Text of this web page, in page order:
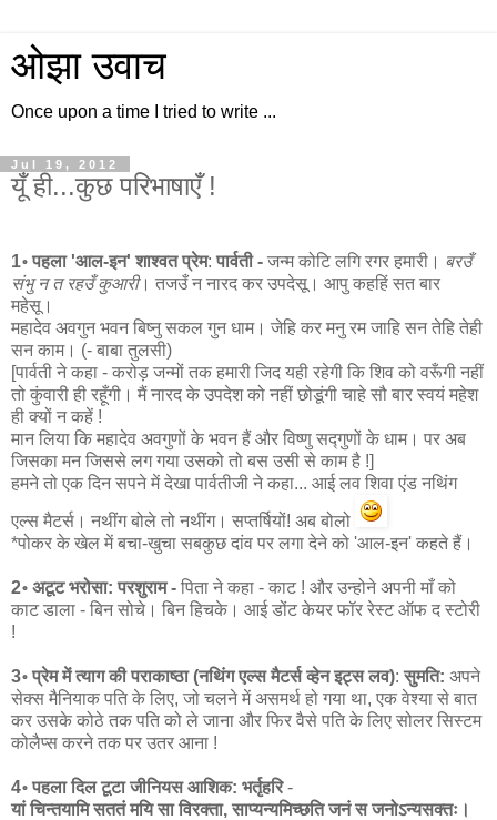
ओझा उवाच
Once upon a time I tried to write ...
Jul 19, 2012
यूँ ही...कुछ परिभाषाएँ !
1॰ पहला 'आल-इन' शाश्वत प्रेम:पार्वती - जन्म कोटि लगि रगर हमारी। बरउँ
संभु न त रहउँ कुआरी। तजउँ न नारद कर उपदेसू। आपु कहहिं सत बार
महेसू।
महादेव अवगुन भवन बिष्नु सकल गुन धाम। जेहि कर मनु रम जाहि सन तेहि तेही
सन काम। (- बाबा तुलसी)
[पार्वती ने कहा - करोड़ जन्मों तक हमारी जिद यही रहेगी कि शिव को वरूँगी नहीं
तो कुंवारी ही रहूँगी। मैं नारद के उपदेश को नहीं छोडूंगी चाहे सौ बार स्वयं महेश
ही क्यों न कहें !
मान लिया कि महादेव अवगुणों के भवन हैं और विष्णु सद्गुणों के धाम। पर अब
जिसका मन जिससे लग गया उसको तो बस उसी से काम है !]
हमने तो एक दिन सपने में देखा पार्वतीजी ने कहा... आई लव शिवा एंड नथिंग
एल्स मैटर्स। नथींग बोले तो नथींग। सप्तर्षियों! अब बोलो
*पोकर के खेल में बचा-खुचा सबकुछ दांव पर लगा देने को 'आल-इन' कहते हैं।
2॰ अटूट भरोसा: परशुराम - पिता ने कहा - काट ! और उन्होने अपनी माँ को
काट डाला - बिन सोचे। बिन हिचके। आई डोंट केयर फॉर रेस्ट ऑफ द स्टोरी
!
3॰ प्रेम में त्याग की पराकाष्ठा (नथिंग एल्स मैटर्स व्हेन इट्स लव):सुमति: अपने
सेक्स मैनियाक पति के लिए, जो चलने में असमर्थ हो गया था, एक वेश्या से बात
कर उसके कोठे तक पति को ले जाना और फिर वैसे पति के लिए सोलर सिस्टम
कोलैप्स करने तक पर उतर आना !
4॰ पहला दिल टूटा जीनियस आशिक: भर्तृहरि-
यां चिन्तयामि सततं मयि सा विरक्ता, साप्यन्यमिच्छति जनं स जनोऽन्यसक्तः।